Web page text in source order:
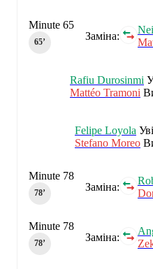
Заміна:
Minute 65
65‎’‎
Rafiu Durosinmi
Mattéo Tramoni
Felipe Loyola
Stefano Moreo
Заміна:
Minute 78
78‎’‎
Заміна:
Minute 78
78‎’‎